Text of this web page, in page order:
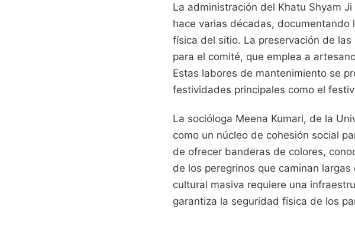
La administración del Khatu Shyam
hace varias décadas,
física del sitio. La preservación de
para el comité, que emplea a
Estas labores de mantenimiento se
festividades principales como el
La socióloga Meena Kumari, de la
como un núcleo de cohesión social
de ofrecer banderas de colores,
de los peregrinos que caminan
cultural masiva requiere una
garantiza la seguridad física de los